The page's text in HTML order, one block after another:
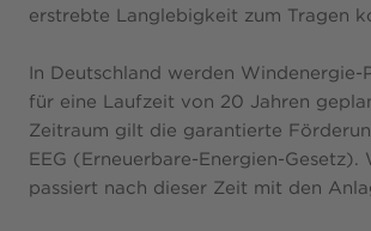
erstrebte Langlebigkeit zum Tragen
In Deutschland werden Windenergie-
für eine Laufzeit von 20 Jahren
Zeitraum gilt die garantierte
EEG (Erneuerbare-Energien-Gesetz).
passiert nach dieser Zeit mit den